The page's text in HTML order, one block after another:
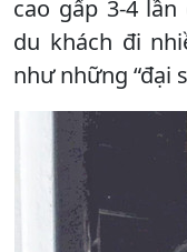
cao gấp 3-4
du khách đi
như những “đại